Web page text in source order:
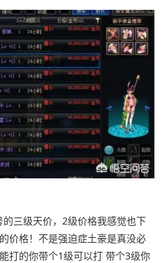
三级天价，2级价格我感觉也下
价格！不是强迫症土豪是真没必
打的你带个1级可以打 带个3级你